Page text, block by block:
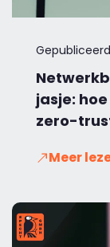
jasje:
zero-
Meer